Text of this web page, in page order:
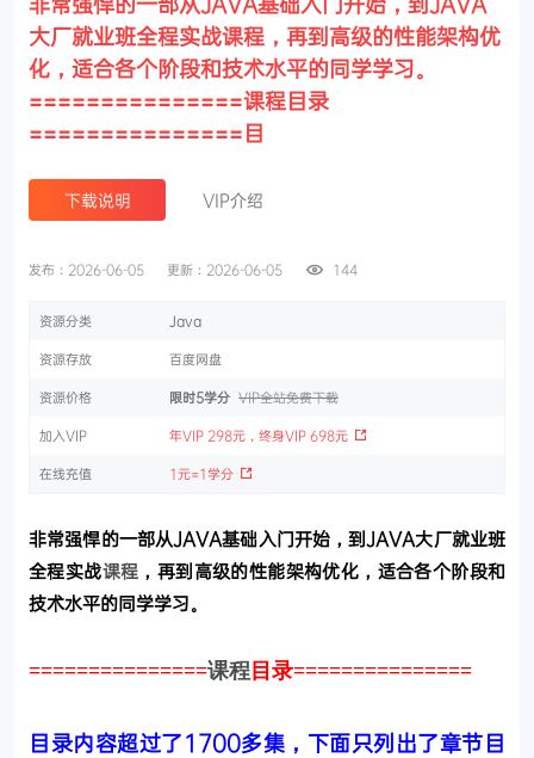
大厂就业班全程实战课程，再到高级的性能架构优
化，适合各个阶段和技术水平的同学学习。
===============课程目录
===============目
下载说明 VIP介绍
发布：2026-06-05 更新：2026-06-05 144
资源分类 Java
资源存放 百度网盘
资源价格 限时5学分 VIP全站免费下载
加入VIP 年VIP 298元，终身VIP 698元
在线充值 1元=1学分
非常强悍的一部从JAVA基础入门开始，到JAVA大厂就业班
全程实战课程 ，再到高级的性能架构优化，适合各个阶段和
技术水平的同学学习。
===============课程 目录===============
目录内容超过了1700多集，下面只列出了章节目